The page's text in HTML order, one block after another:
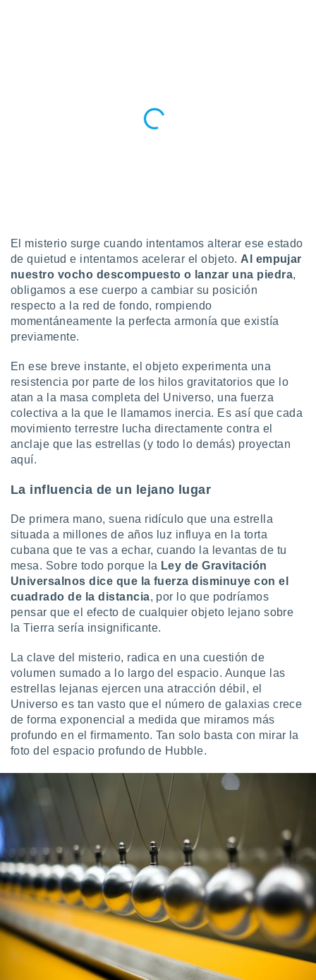
o a través
de
de
de
uso de
con el
e
mediante
publicidad
de
1199
El misterio surge cuando intentamos alterar ese estado
de quietud e intentamos acelerar el objeto. Al empujar
nuestro vocho descompuesto o lanzar una piedra,
obligamos a ese cuerpo a cambiar su posición
respecto a la red de fondo, rompiendo
momentáneamente la perfecta armonía que existía
previamente.
En ese breve instante, el objeto experimenta una
resistencia por parte de los hilos gravitatorios que lo
atan a la masa completa del Universo, una fuerza
colectiva a la que le llamamos inercia. Es así que cada
movimiento terrestre lucha directamente contra el
anclaje que las estrellas (y todo lo demás) proyectan
aquí.
La influencia de un lejano lugar
De primera mano, suena ridículo que una estrella
situada a millones de años luz influya en la torta
cubana que te vas a echar, cuando la levantas de tu
mesa. Sobre todo porque la Ley de Gravitación
Universalnos dice que la fuerza disminuye con el
cuadrado de la distancia, por lo que podríamos
pensar que el efecto de cualquier objeto lejano sobre
la Tierra sería insignificante.
La clave del misterio, radica en una cuestión de
volumen sumado a lo largo del espacio. Aunque las
estrellas lejanas ejercen una atracción débil, el
Universo es tan vasto que el número de galaxias crece
de forma exponencial a medida que miramos más
profundo en el firmamento. Tan solo basta con mirar la
foto del espacio profundo de Hubble.